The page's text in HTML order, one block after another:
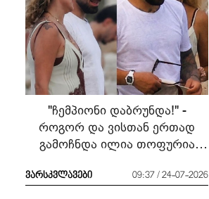
"ჩემპიონი დაბრუნდა!" -
როგორ და ვისთან ერთად
გამოჩნდა ილია თოფურია
ვარსკვლავები 09:37 / 24-07-2026